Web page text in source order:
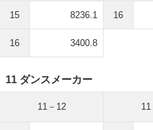
15 8236.1
16 3400.8
16
11 ダンスメーカー
11－12